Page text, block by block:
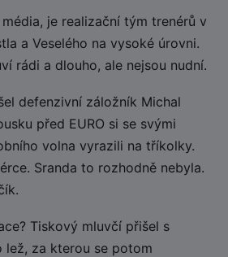
je realizační tým trenérů v
a Veselého na vysoké úrovni.
rádi a dlouho, ale nejsou nudní.
defenzivní záložník Michal
před EURO si se svými
volna vyrazili na tříkolky.
Sranda to rozhodně nebyla.
Tiskový mluvčí přišel s
lež, za kterou se potom